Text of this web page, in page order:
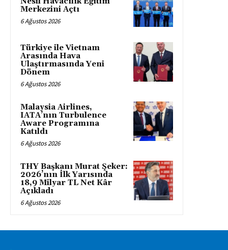
Merkezini Açtı
6 Ağustos 2026
Türkiye ile Vietnam
Arasında Hava
Ulaştırmasında Yeni
Dönem
6 Ağustos 2026
Malaysia Airlines,
IATA’nın Turbulence
Aware Programına
Katıldı
6 Ağustos 2026
THY Başkanı Murat Şeker:
2026’nın İlk Yarısında
18,9 Milyar TL Net Kâr
Açıkladı
6 Ağustos 2026